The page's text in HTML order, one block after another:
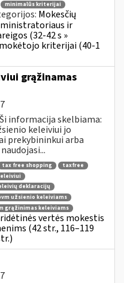
minimalūs kriterijai
Mokesčių
ir
(32-42 s »
kriterijai (40-1
grąžinamas
informacija skelbiama:
keleiviui jo
prekybininkui arba
tax free shopping
taxfree
deklaracijų
užsienio keleiviams
grąžinimas keleiviams
vertės mokestis
(42 str., 116–119